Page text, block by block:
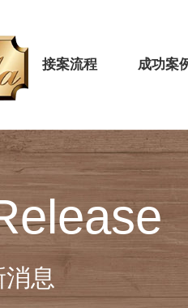
接案流程 成功案
息